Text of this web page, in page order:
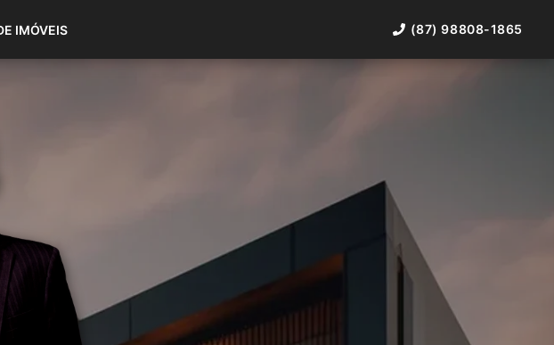
IMÓVEIS (87) 98808-1865